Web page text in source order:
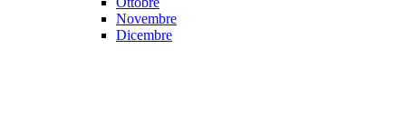
Novembre
Dicembre